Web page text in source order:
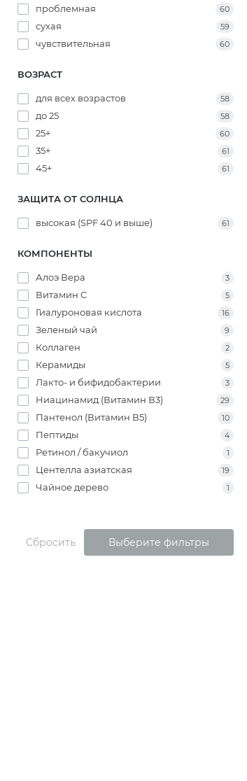
проблемная 60
сухая 59
чувствительная 60
ВОЗРАСТ
для всех возрастов 58
до 25 58
25+ 60
35+ 61
45+ 61
ЗАЩИТА ОТ СОЛНЦА
высокая (SPF 40 и выше) 61
КОМПОНЕНТЫ
Алоэ Вера 3
Витамин С 5
Гиалуроновая кислота 16
Зеленый чай 9
Коллаген 2
Керамиды 5
Лакто- и бифидобактерии 3
Ниацинамид (Витамин В3) 29
Пантенол (Витамин В5) 10
Пептиды 4
Ретинол / бакучиол 1
Центелла азиатская 19
Чайное дерево 1
Сбросить Выберите фильтры